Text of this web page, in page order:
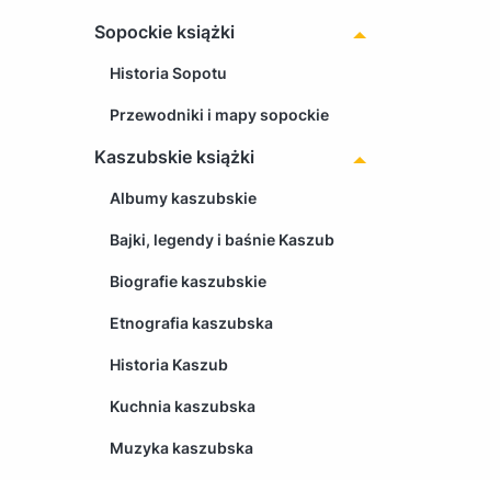
Sopockie książki
Historia Sopotu
Przewodniki i mapy sopockie
Kaszubskie książki
Albumy kaszubskie
Bajki, legendy i baśnie Kaszub
Biografie kaszubskie
Etnografia kaszubska
Historia Kaszub
Kuchnia kaszubska
Muzyka kaszubska